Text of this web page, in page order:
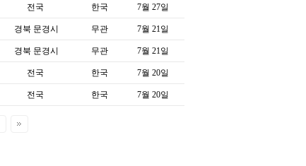
전국 한국 7월 27일
경북 문경시 무관 7월 21일
경북 문경시 무관 7월 21일
전국 한국 7월 20일
전국 한국 7월 20일